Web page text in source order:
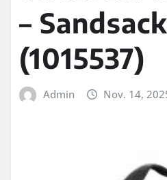
– Sandsack
(1015537)
Admin Nov. 14,